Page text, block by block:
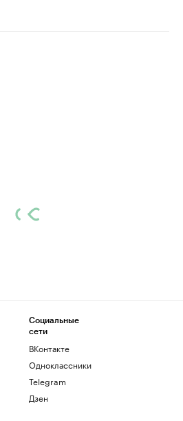
Социальные
сети
ВКонтакте
Одноклассники
Telegram
Дзен